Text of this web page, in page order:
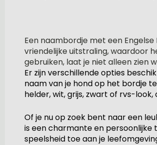
Een naambordje met een
vriendelijke uitstraling, waardoor
gebruiken, laat je niet alleen zien
Er zijn verschillende opties
naam van je hond op het bordje
helder, wit, grijs, zwart of rvs-look,
Of je nu op zoek bent naar een
is een charmante en
speelsheid toe aan je